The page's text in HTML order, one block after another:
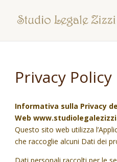
Privacy Policy
Informativa sulla Privacy
Web
Questo sito web utilizza
che raccoglie alcuni Dati dei